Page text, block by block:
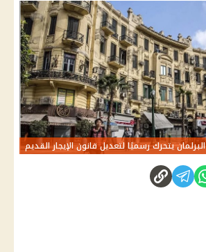
البرلمان يتحرك رسميًا لتعديل قانون الإيجار القديم